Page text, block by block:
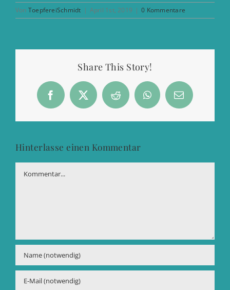
Von ToepfereiSchmidt | April 1st, 2019 | 0 Kommentare
Share This Story!
Facebook
X Reddit WhatsApp
E-
Mail
Hinterlasse einen Kommentar